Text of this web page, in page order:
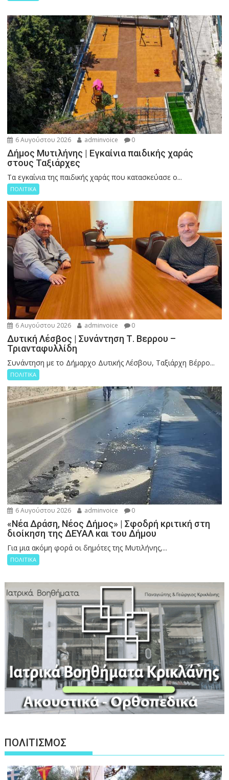
6 Αυγούστου 2026 adminvoice 0
Δήμος Μυτιλήνης | Εγκαίνια παιδικής χαράς
στους Ταξιάρχες
Tα εγκαίνια της παιδικής χαράς που κατασκεύασε ο...
ΠΟΛΙΤΙΚΑ
6 Αυγούστου 2026 adminvoice 0
Δυτική Λέσβος | Συνάντηση Τ. Βερρου –
Τριανταφυλλίδη
Συνάντηση με το Δήμαρχο Δυτικής Λέσβου, Ταξιάρχη Βέρρο...
ΠΟΛΙΤΙΚΑ
6 Αυγούστου 2026 adminvoice 0
«Νέα Δράση, Νέος Δήμος» | Σφοδρή κριτική στη
διοίκηση της ΔΕΥΑΛ και του Δήμου
Για μια ακόμη φορά οι δημότες της Μυτιλήνης,...
ΠΟΛΙΤΙΚΑ
ΠΟΛΙΤΙΣΜΟΣ